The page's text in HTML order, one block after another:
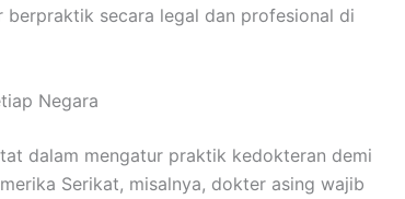
secara legal dan profesional di
Negara
dalam mengatur praktik kedokteran demi
Serikat, misalnya, dokter asing wajib